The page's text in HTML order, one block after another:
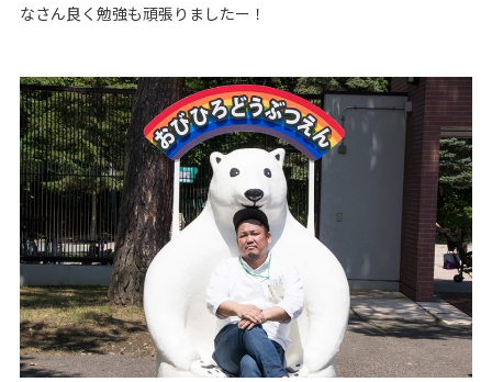
なさん良く勉強も頑張りましたー！